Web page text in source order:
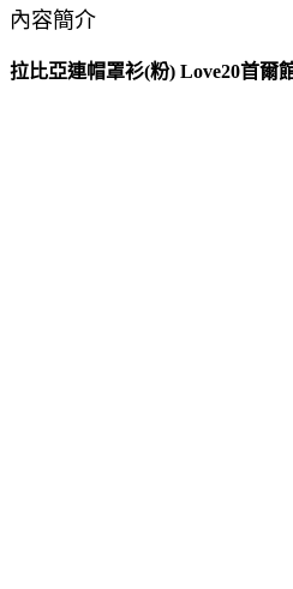
內容簡介
拉比亞連帽罩衫(粉) Love20首爾